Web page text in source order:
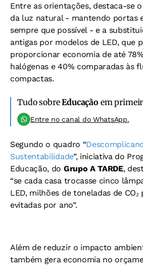
Entre as orientações, destaca-se
da luz natural - mantendo portas
sempre que possível - e a
antigas por modelos de LED, que
proporcionar economia de até
halógenas e 40% comparadas às
compactas.
Tudo sobreEducação em
Entre no canal do WhatsApp.
Segundo o quadro “
Sustentabilidade”, iniciativa do
Educação, do Grupo A TARDE,
“se cada casa trocasse cinco
LED, milhões de toneladas de
evitadas por ano”.
Além de reduzir o impacto
também gera economia no